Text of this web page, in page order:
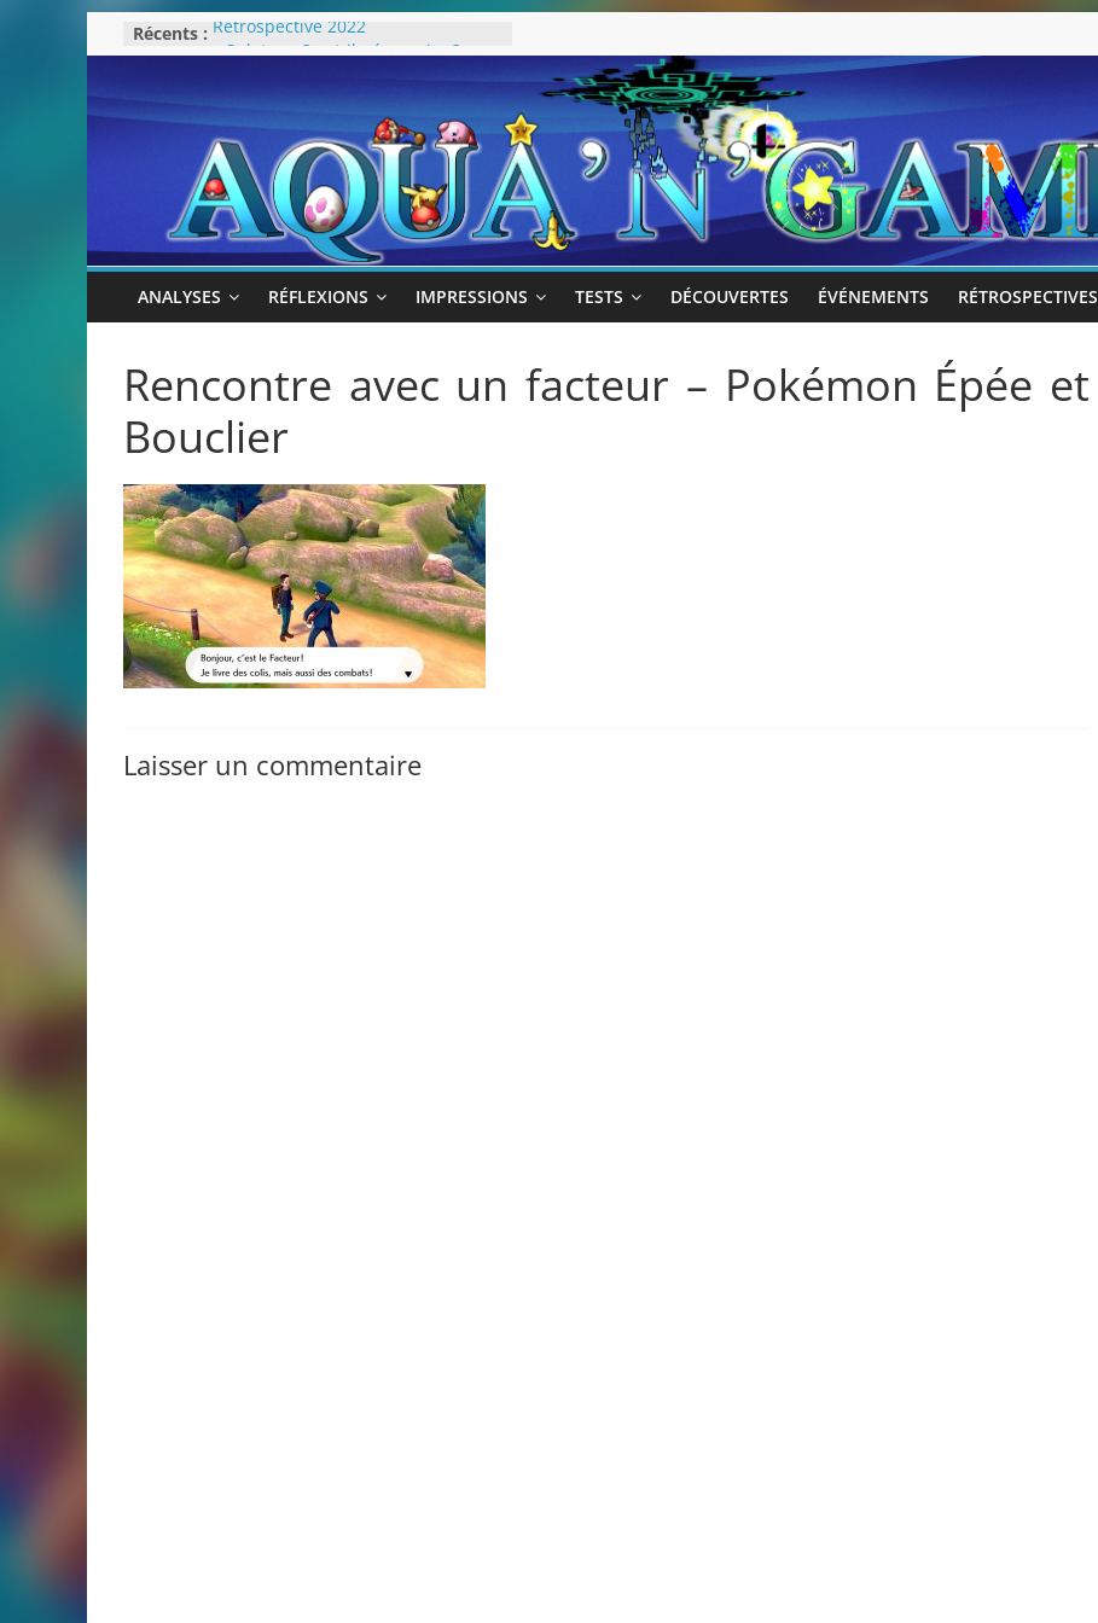
Passer
au
Récents : Rétrospective 2022
« Splatoon 3 est-il nécessaire ? »
Potter »
Pokémon Écarlate : ceci est une
révolution (ou pas) !
Attentes 2023
ANALYSES RÉFLEXIONS IMPRESSIONS TESTS DÉCOUVERTES ÉVÉNEMENTS RÉTROSPECTIVES
Rencontre avec un facteur – Pokémon Épée et
Bouclier
Laisser un commentaire